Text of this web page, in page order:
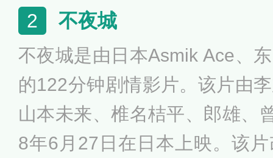
自生活的故事。该片于2004
该片拍摄历时一年半，这段时
乎和片子里的孩子们朝夕相
影，生活上也是呵护备至，有
样，陪孩子们到公园去玩。
2 不夜城
不夜城是由日本Asmik Ace、
的122分钟剧情影片。该片由
山本未来、椎名桔平、郎雄、
8年6月27日在日本上映。该